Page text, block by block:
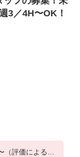
3／4H〜OK！
評価による給